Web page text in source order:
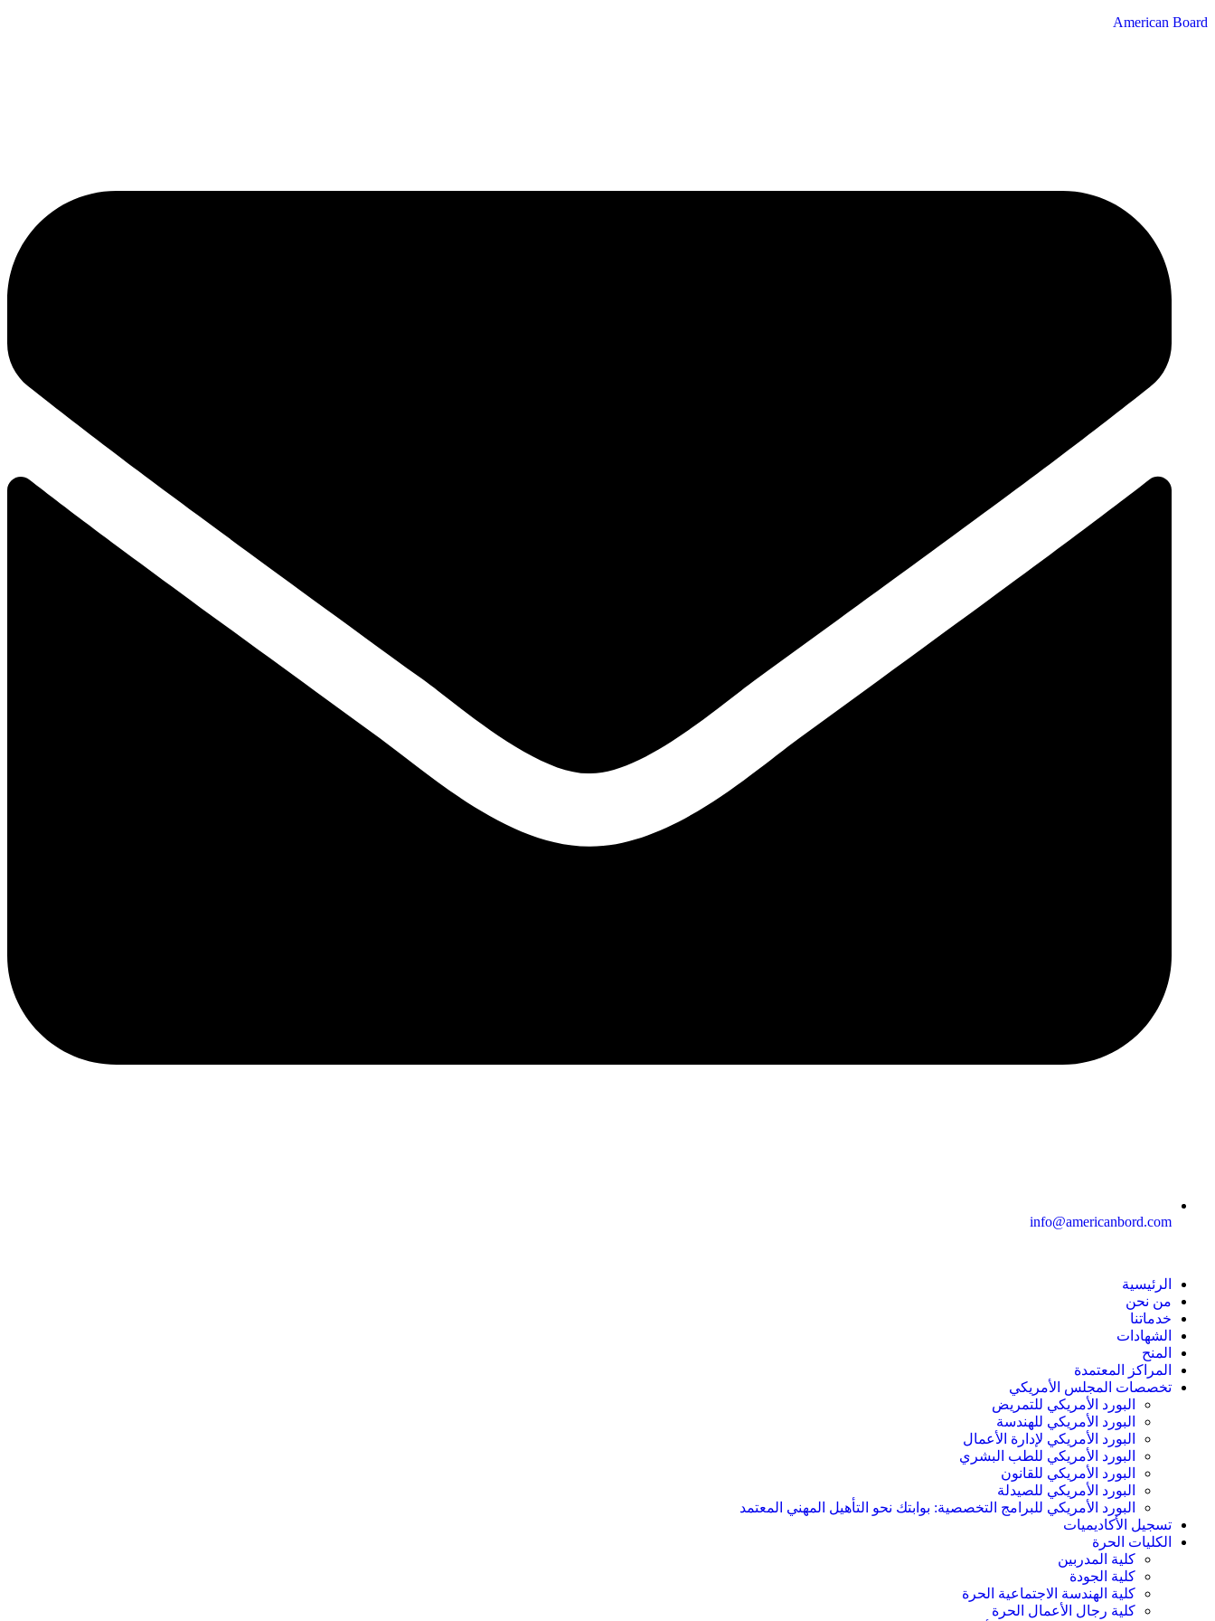
American Board
info@americanbord.com
الرئيسية
من نحن
خدماتنا
الشهادات
المنح
المراكز المعتمدة
تخصصات المجلس الأمريكي
البورد الأمريكي للتمريض
البورد الأمريكي للهندسة
البورد الأمريكي لإدارة الأعمال
البورد الأمريكي للطب البشري
البورد الأمريكي للقانون
البورد الأمريكي للصيدلة
البورد الأمريكي للبرامج التخصصية: بوابتك نحو التأهيل المهني المعتمد
تسجيل الأكاديميات
الكليات الحرة
كلية المدربين
كلية الجودة
كلية الهندسة الاجتماعية الحرة
كلية رجال الأعمال الحرة